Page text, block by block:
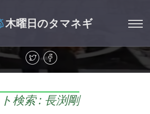
木曜日のタマネギ
検索 : 長渕剛